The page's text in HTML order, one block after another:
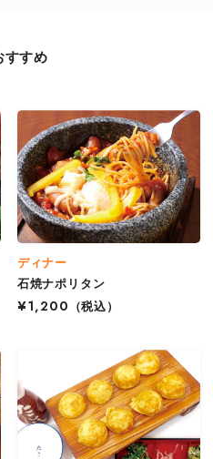
すすめ
ディナー
石焼ナポリタン
¥1,200
（税込）